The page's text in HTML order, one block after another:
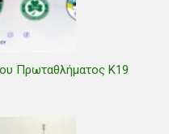
Πρωταθλήματος Κ19